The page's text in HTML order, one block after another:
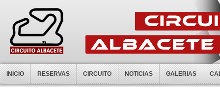
INICIO RESERVAS CIRCUITO NOTICIAS GALERIAS